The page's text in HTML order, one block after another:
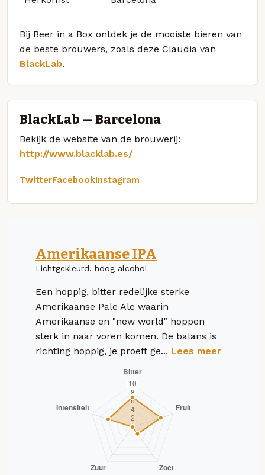
Bij Beer in a Box ontdek je de mooiste bieren van
de beste brouwers, zoals deze Claudia van
BlackLab.
BlackLab — Barcelona
Bekijk de website van de brouwerij:
http://www.blacklab.es/
TwitterFacebookInstagram
Amerikaanse IPA
Lichtgekleurd, hoog alcohol
Een hoppig, bitter redelijke sterke
Amerikaanse Pale Ale waarin
Amerikaanse en "new world" hoppen
sterk in naar voren komen. De balans is
richting hoppig, je proeft ge... Lees meer